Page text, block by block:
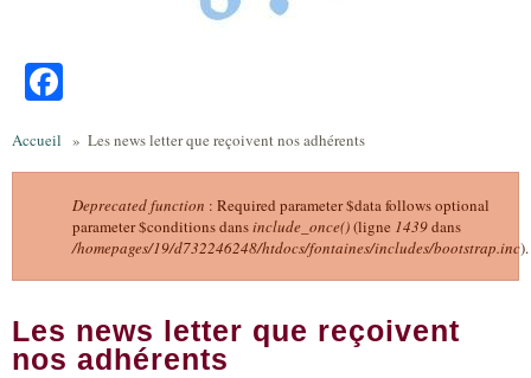
Facebook
Accueil » Les news letter que reçoivent nos adhérents
Message d'erreur
Deprecated function : Required parameter $data follows optional
parameter $conditions dansinclude_once()(ligne 1439dans
/homepages/19/d732246248/htdocs/fontaines/includes/bootstrap.inc).
Les news letter que reçoivent
nos adhérents